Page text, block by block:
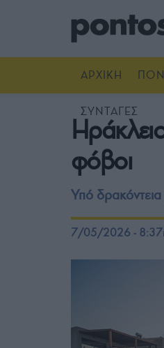
ΑΡΧΙΚΗ
ΣΥΝΤΑΓΕΣ
φόβοι
Υπό
7/05/2026 -